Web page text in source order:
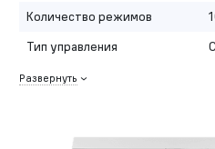
Количество режимов
Тип управления
Развернуть